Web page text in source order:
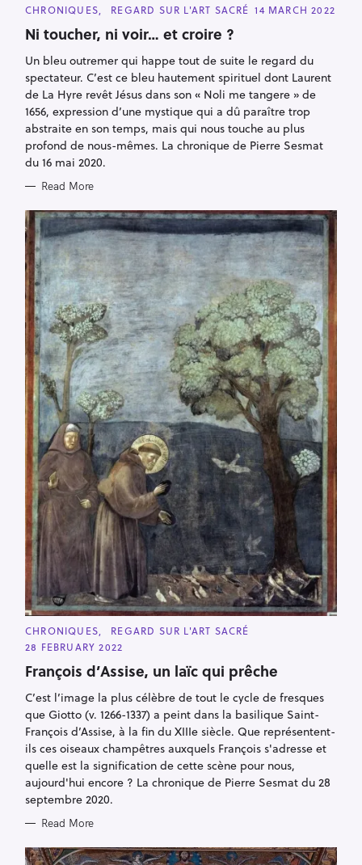
C
T
E
O
I
E
S
CHRONIQUES REGARD SUR L'ART SACRÉ 14 MARCH 2022
Ni toucher, ni voir… et croire ?
Un bleu outremer qui happe tout de suite le regard du
spectateur. C’est ce bleu hautement spirituel dont Laurent
de La Hyre revêt Jésus dans son « Noli me tangere » de
1656, expression d’une mystique qui a dû paraître trop
abstraite en son temps, mais qui nous touche au plus
profond de nous-mêmes. La chronique de Pierre Sesmat
du 16 mai 2020.
Read More
C
T
G
R
I
E
S
CHRONIQUES
REGARD SUR L'ART SACRÉ
28 FEBRUARY 2022
François d’Assise, un laïc qui prêche
C’est l’image la plus célèbre de tout le cycle de fresques
que Giotto (v. 1266-1337) a peint dans la basilique Saint-
François d’Assise, à la fin du XIIIe siècle. Que représentent-
ils ces oiseaux champêtres auxquels François s'adresse et
quelle est la signification de cette scène pour nous,
aujourd'hui encore ? La chronique de Pierre Sesmat du 28
septembre 2020.
Read More